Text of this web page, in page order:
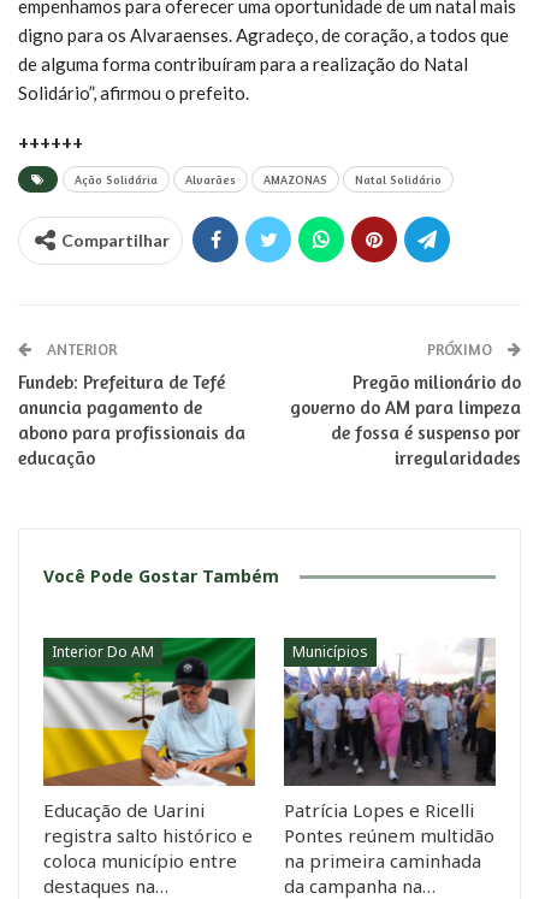
empenhamos para oferecer uma oportunidade de um natal mais
digno para os Alvaraenses. Agradeço, de coração, a todos que
de alguma forma contribuíram para a realização do Natal
Solidário”, afirmou o prefeito.
++++++
Ação Solidária Alvarães AMAZONAS Natal Solidário
Compartilhar
ANTERIOR
Fundeb: Prefeitura de Tefé
anuncia pagamento de
abono para profissionais da
educação
PRÓXIMO
Pregão milionário do
governo do AM para limpeza
de fossa é suspenso por
irregularidades
Você Pode Gostar Também
Interior Do AM
Educação de Uarini
registra salto histórico e
coloca município entre
destaques na…
Municípios
Patrícia Lopes e Ricelli
Pontes reúnem multidão
na primeira caminhada
da campanha na…